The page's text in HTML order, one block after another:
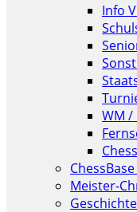
Info
WM /
Meister-
Geschichte